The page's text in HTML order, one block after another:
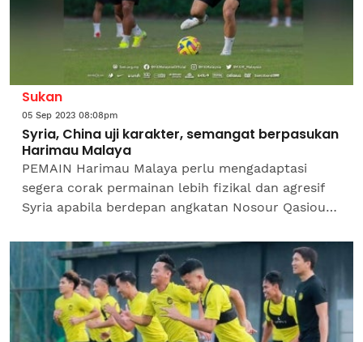
Sukan
05 Sep 2023 08:08pm
Syria, China uji karakter, semangat berpasukan
Harimau Malaya
PEMAIN Harimau Malaya perlu mengadaptasi
segera corak permainan lebih fizikal dan agresif
Syria apabila berdepan angkatan Nosour Qasioun
pemain pertahanan...